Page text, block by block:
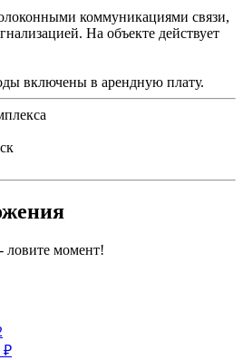
коммуникациями связи,
На объекте действует
включены в арендную плату.
момент!
₽